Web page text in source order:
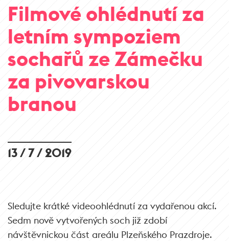
Filmové ohlédnutí za
letním sympoziem
sochařů ze Zámečku
za pivovarskou
branou
13 / 7 / 2019
Sledujte krátké videoohlédnutí za vydařenou akcí.
Sedm nově vytvořených soch již zdobí
návštěvnickou část areálu Plzeňského Prazdroje.